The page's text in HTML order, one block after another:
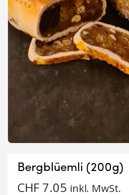
Bergblüemli (200g)
CHF 7.05 inkl. MwSt.